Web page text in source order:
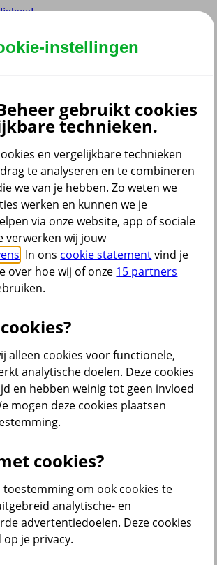
Klantenservice
instellingen
gebruikt cookies
technieken.
en vergelijkbare technieken
te analyseren en te combineren
we van je hebben. Zo weten we
werken en kunnen we je
via onze website, app of sociale
verwerken wij jouw
. In ons cookie statementvind je
over hoe wij of onze 15 partners
alleen cookies voor functionele,
analytische doelen. Deze cookies
en hebben weinig tot geen invloed
mogen deze cookies plaatsen
cookies?
toestemming om ook cookies te
analytische- en
advertentiedoelen. Deze cookies
je privacy.